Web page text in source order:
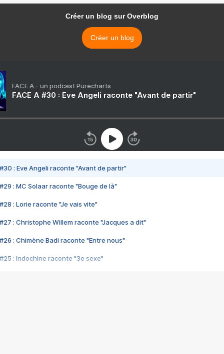
Créer un blog sur Overblog
Créer un blog
FACE A - un podcast Purecharts
FACE A #30 : Eve Angeli raconte "Avant de partir"
#30 : Eve Angeli raconte "Avant de partir"
#29 : MC Solaar raconte "Bouge de là"
#28 : Lorie raconte "Je vais vite"
#27 : Christophe Willem raconte "Jacques a dit"
#26 : Chimène Badi raconte "Entre nous"
#25 : Indochine raconte "3e sexe"